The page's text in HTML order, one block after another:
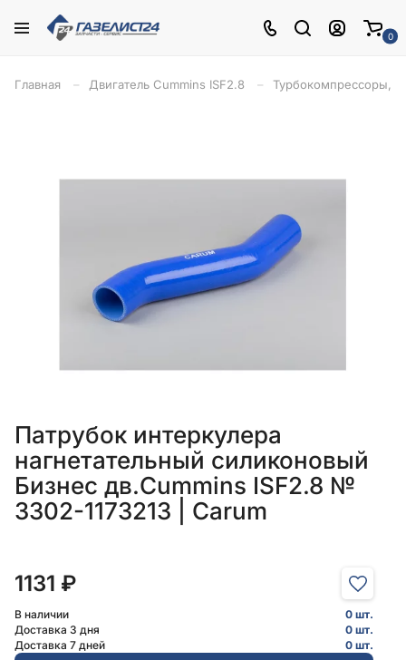
0
Главная Двигатель Cummins ISF2.8 Турбокомпрессоры,
Патрубок интеркулера
нагнетательный силиконовый
Бизнес дв.Cummins ISF2.8 №
3302-1173213 | Carum
1131 ₽
В наличии
0 шт.
Доставка 3 дня
0 шт.
Доставка 7 дней
0 шт.